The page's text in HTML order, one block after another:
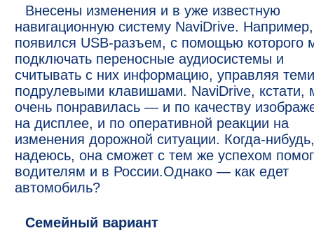
Внесены изменения и в уже известную
навигационную систему NaviDrive. Например,
появился USB-разъем, с помощью которого
подключать переносные аудиосистемы и
считывать с них информацию, управляя
подрулевыми клавишами. NaviDrive, кстати,
очень понравилась — и по качеству
на дисплее, и по оперативной реакции на
изменения дорожной ситуации. Когда-нибудь,
надеюсь, она сможет с тем же успехом
водителям и в России.Однако — как едет
автомобиль?
Семейный вариант